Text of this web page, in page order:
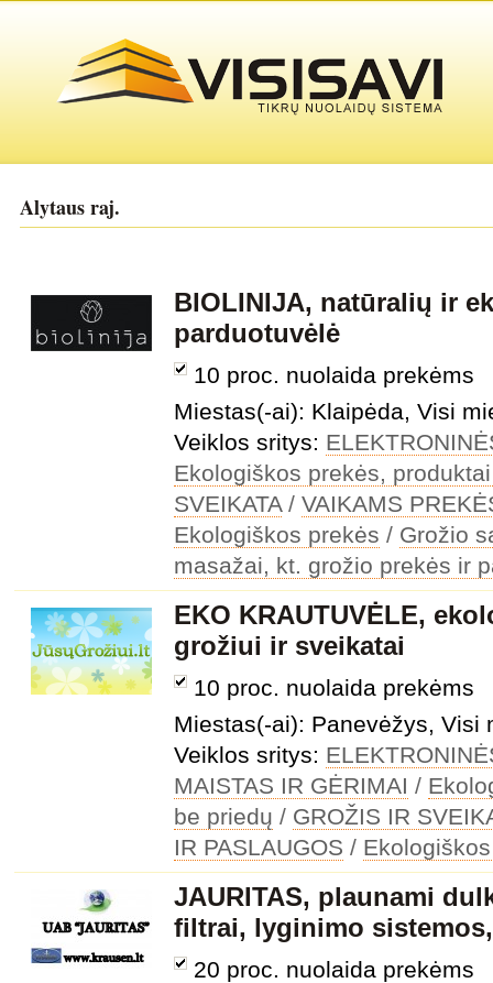
Alytaus raj.
BIOLINIJA, natūralių ir
parduotuvėlė
10 proc. nuolaida prekėms
Miestas(-ai): Klaipėda, Visi
Veiklos sritys:
Ekologiškos prekės,
SVEIKATA/ VAIKAMS
Ekologiškos prekės / Grožio
masažai, kt. grožio prekės ir
EKO KRAUTUVĖLE,
grožiui ir sveikatai
10 proc. nuolaida prekėms
Miestas(-ai): Panevėžys, Visi
Veiklos sritys:
MAISTAS IR GĖRIMAI /
be priedų / GROŽIS IR
IR PASLAUGOS /
JAURITAS, plaunami
filtrai, lyginimo
20 proc. nuolaida prekėms